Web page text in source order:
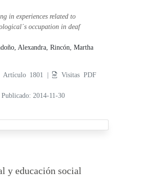
in experiences related to
occupation in deaf
Alexandra,Rincón, Martha
Artículo 1801 |
Visitas PDF
|Publicado: 2014-11-30
y educación social